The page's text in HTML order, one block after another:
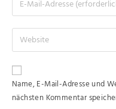
Name, E-Mail-Adresse und
nächsten Kommentar